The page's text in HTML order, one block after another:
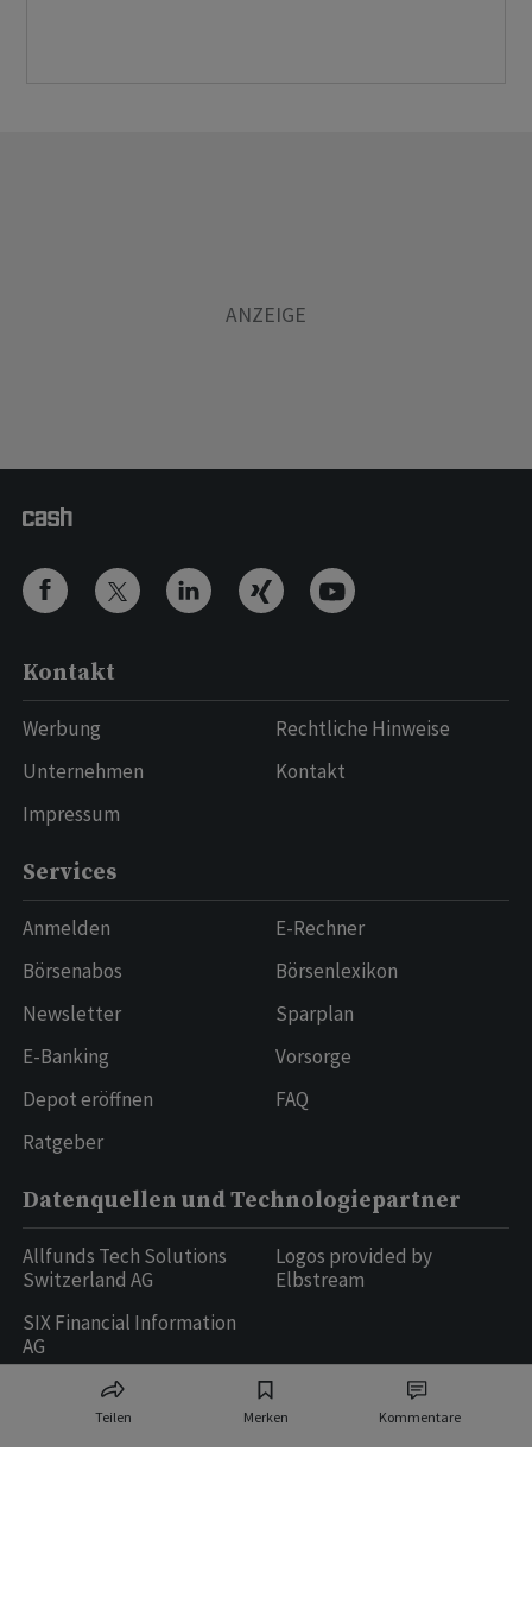
Teilen Merken Kommentare
Kontakt
Werbung
Unternehmen
Impressum
Rechtliche Hinweise
Kontakt
Services
Anmelden
Börsenabos
Newsletter
E-Banking
Depot eröffnen
Ratgeber
E-Rechner
Börsenlexikon
Sparplan
Vorsorge
FAQ
Datenquellen und Technologiepartner
Allfunds Tech Solutions
Switzerland AG
SIX Financial Information
AG
Logos provided by
Elbstream